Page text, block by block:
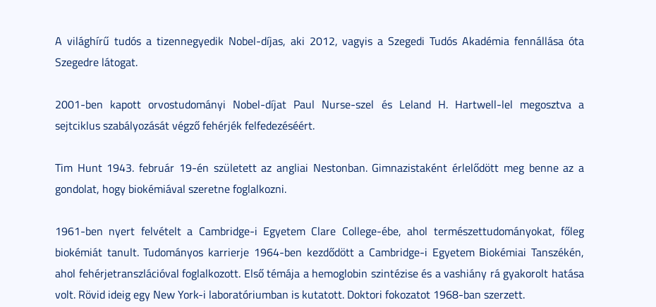
A világhírű tudós a tizennegyedik Nobel-díjas, aki 2012, vagyis a Szegedi Tudós Akadémia fennállása óta
Szegedre látogat.
2001-ben kapott orvostudományi Nobel-díjat Paul Nurse-szel és Leland H. Hartwell-lel megosztva a
sejtciklus szabályozását végző fehérjék felfedezéséért.
Tim Hunt 1943. február 19-én született az angliai Nestonban. Gimnazistaként érlelődött meg benne az a
gondolat, hogy biokémiával szeretne foglalkozni.
1961-ben nyert felvételt a Cambridge-i Egyetem Clare College-ébe, ahol természettudományokat, főleg
biokémiát tanult. Tudományos karrierje 1964-ben kezdődött a Cambridge-i Egyetem Biokémiai Tanszékén,
ahol fehérjetranszlációval foglalkozott. Első témája a hemoglobin szintézise és a vashiány rá gyakorolt hatása
volt. Rövid ideig egy New York-i laboratóriumban is kutatott. Doktori fokozatot 1968-ban szerzett.